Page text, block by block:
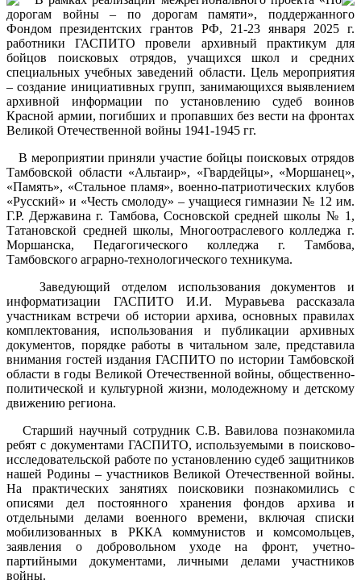
дорогам войны – по дорогам памяти», поддержанного
Фондом президентских грантов РФ, 21-23 января 2025 г.
работники ГАСПИТО провели архивный практикум для
бойцов поисковых отрядов, учащихся школ и средних
специальных учебных заведений области. Цель мероприятия
– создание инициативных групп, занимающихся выявлением
архивной информации по установлению судеб воинов
Красной армии, погибших и пропавших без вести на фронтах
Великой Отечественной войны 1941-1945 гг.
В мероприятии приняли участие бойцы поисковых отрядов
Тамбовской области «Альтаир», «Гвардейцы», «Моршанец»,
«Память», «Стальное пламя», военно-патриотических клубов
«Русский» и «Честь смолоду» – учащиеся гимназии № 12 им.
Г.Р. Державина г. Тамбова, Сосновской средней школы № 1,
Татановской средней школы, Многоотраслевого колледжа г.
Моршанска, Педагогического колледжа г. Тамбова,
Тамбовского аграрно‑технологического техникума.
Заведующий отделом использования документов и
информатизации ГАСПИТО И.И. Муравьева рассказала
участникам встречи об истории архива, основных правилах
комплектования, использования и публикации архивных
документов, порядке работы в читальном зале, представила
внимания гостей издания ГАСПИТО по истории Тамбовской
области в годы Великой Отечественной войны, общественно-
политической и культурной жизни, молодежному и детскому
движению региона.
Старший научный сотрудник С.В. Вавилова познакомила
ребят с документами ГАСПИТО, используемыми в поисково-
исследовательской работе по установлению судеб защитников
нашей Родины – участников Великой Отечественной войны.
На практических занятиях поисковики познакомились с
описями дел постоянного хранения фондов архива и
отдельными делами военного времени, включая списки
мобилизованных в РККА коммунистов и комсомольцев,
заявления о добровольном уходе на фронт, учетно-
партийными документами, личными делами участников
войны.